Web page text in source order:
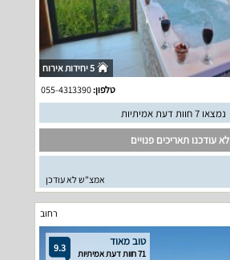
5 יחידות אירוח
טלפון:055-4313390
נמצאו 7 חוות דעת אמיתיות
לא עודכנו תאריכים פנויים
אמצ"ש לא עודכן
רחוב
9.3 טוב מאוד
71 חוות דעת אמיתיות